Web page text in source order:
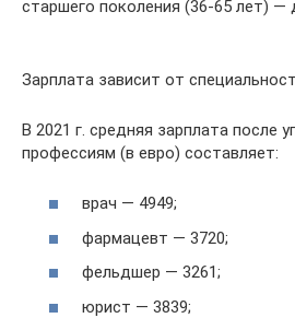
старшего поколения (36-65 лет) —
Зарплата зависит от
В 2021 г. средняя зарплата после
профессиям (в евро) составляет:
врач — 4949;
фармацевт — 3720;
фельдшер — 3261;
юрист — 3839;